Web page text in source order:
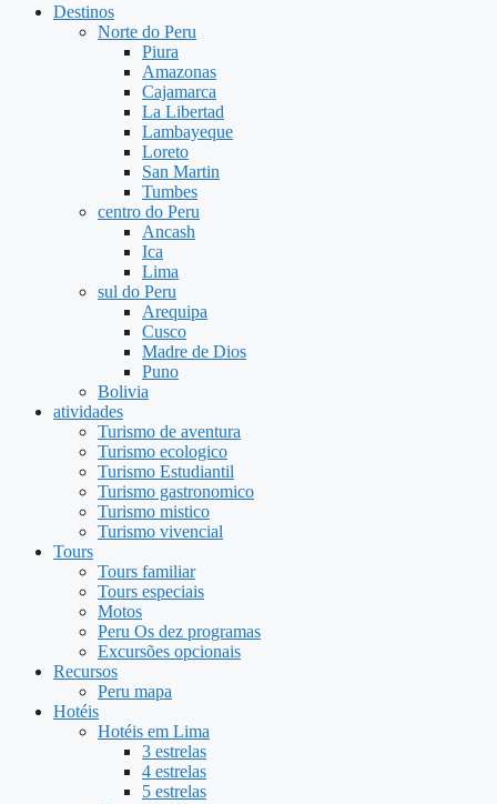
Destinos
Norte do Peru
Piura
Amazonas
Cajamarca
La Libertad
Lambayeque
Loreto
San Martin
Tumbes
centro do Peru
Ancash
Ica
Lima
sul do Peru
Arequipa
Cusco
Madre de Dios
Puno
Bolivia
atividades
Turismo de aventura
Turismo ecologico
Turismo Estudiantil
Turismo gastronomico
Turismo mistico
Turismo vivencial
Tours
Tours familiar
Tours especiais
Motos
Peru Os dez programas
Excursões opcionais
Recursos
Peru mapa
Hotéis
Hotéis em Lima
3 estrelas
4 estrelas
5 estrelas